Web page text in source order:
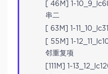
[ 46M] 1-
串二
[ 63M] 1-
[ 55M] 1-
邻重复项
[111M] 1-